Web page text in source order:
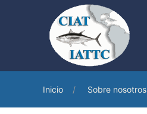
Inicio Sobre nosotros